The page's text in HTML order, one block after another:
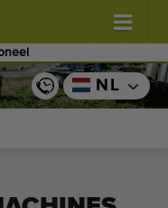
NL